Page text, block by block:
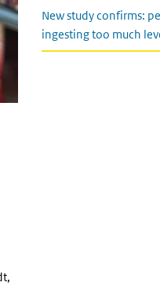
New study confirms:
ingesting too much